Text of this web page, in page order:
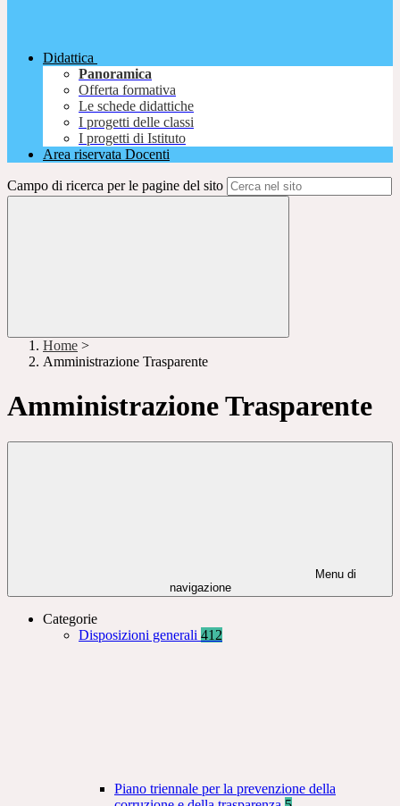
Didattica
Panoramica
Offerta formativa
Le schede didattiche
I progetti delle classi
I progetti di Istituto
Area riservata Docenti
Campo di ricerca per le pagine del sito
Home >
Amministrazione Trasparente
Amministrazione Trasparente
Menu di
navigazione
Categorie
Disposizioni generali 412
Piano triennale per la prevenzione della